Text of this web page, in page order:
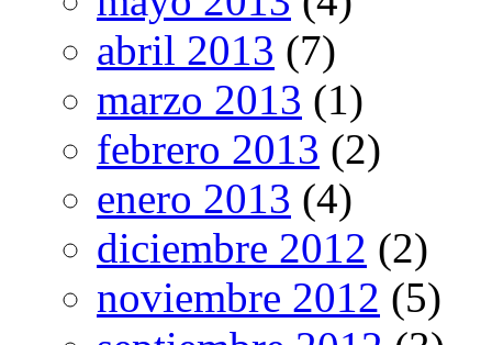
abril 2013 (7)
marzo 2013 (1)
febrero 2013 (2)
enero 2013 (4)
diciembre 2012 (2)
noviembre 2012 (5)